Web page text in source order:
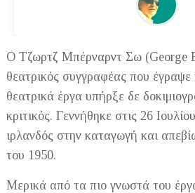
Ο Τζωρτζ Μπέρναρντ Σω (George
θεατρικός συγγραφέας που
θεατρικά έργα υπήρξε δε
κριτικός. Γεννήθηκε στις 26
ιρλανδός στην καταγωγή και
του 1950.
Μερικά από τα πιο γνωστά του